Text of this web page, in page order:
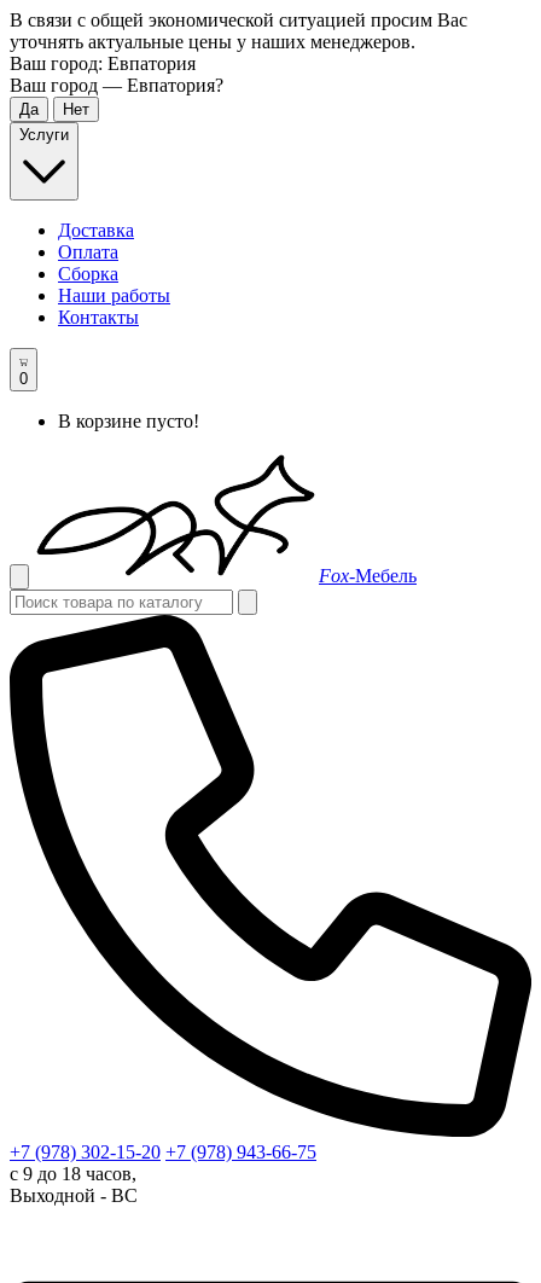
В связи с общей экономической ситуацией просим Вас
уточнять актуальные цены у наших менеджеров.
Ваш город: Евпатория
Ваш город — Евпатория?
Услуги
Доставка
Оплата
Сборка
Наши работы
Контакты
0
В корзине пусто!
Fox-Мебель
+7 (978) 302-15-20 +7 (978) 943-66-75
с 9 до 18 часов,
Выходной - ВС